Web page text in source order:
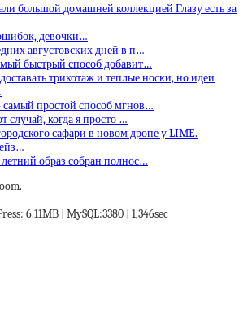
большой домашней коллекцией Глазу есть за
девочки…
августовских дней в п…
быстрый способ добавит…
трикотаж и теплые носки, но идеи
простой способ мгнов…
случай, когда я просто …
сафари в новом дропе у LIME.
образ собран полнос…
6.11MB | MySQL:3380 | 1,346sec